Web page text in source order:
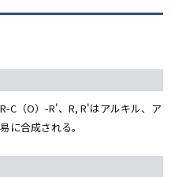
C（O）-R'、R, R'はアルキル、ア
に合成される。